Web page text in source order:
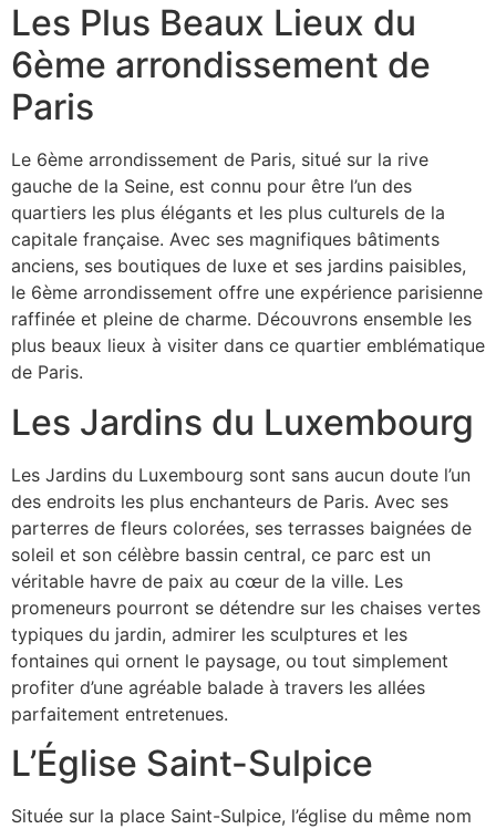
Les Plus Beaux Lieux du
6ème arrondissement de
Paris
Le 6ème arrondissement de Paris, situé sur la rive
gauche de la Seine, est connu pour être l’un des
quartiers les plus élégants et les plus culturels de la
capitale française. Avec ses magnifiques bâtiments
anciens, ses boutiques de luxe et ses jardins paisibles,
le 6ème arrondissement offre une expérience parisienne
raffinée et pleine de charme. Découvrons ensemble les
plus beaux lieux à visiter dans ce quartier emblématique
de Paris.
Les Jardins du Luxembourg
Les Jardins du Luxembourg sont sans aucun doute l’un
des endroits les plus enchanteurs de Paris. Avec ses
parterres de fleurs colorées, ses terrasses baignées de
soleil et son célèbre bassin central, ce parc est un
véritable havre de paix au cœur de la ville. Les
promeneurs pourront se détendre sur les chaises vertes
typiques du jardin, admirer les sculptures et les
fontaines qui ornent le paysage, ou tout simplement
profiter d’une agréable balade à travers les allées
parfaitement entretenues.
L’Église Saint-Sulpice
Située sur la place Saint-Sulpice, l’église du même nom